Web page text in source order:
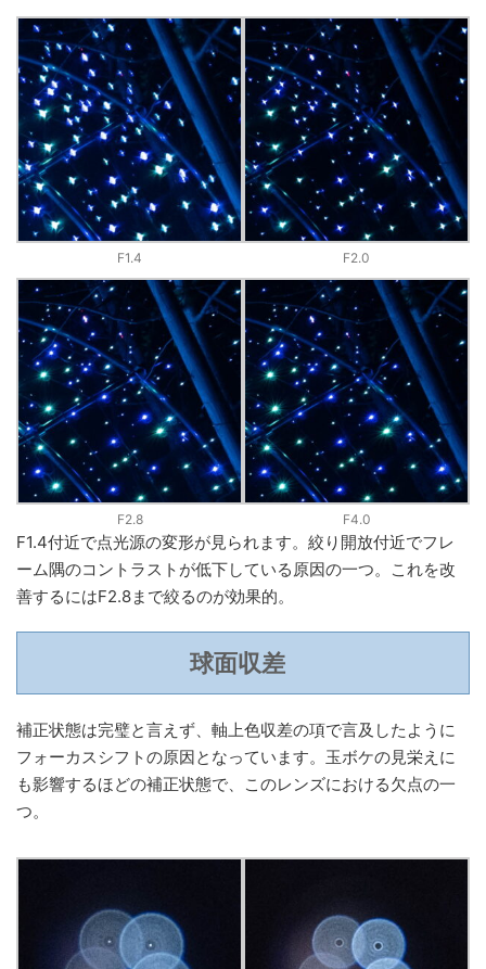
F1.4 F2.0
F2.8 F4.0
F1.4付近で点光源の変形が見られます。絞り開放付近でフレ
ーム隅のコントラストが低下している原因の一つ。これを改
善するにはF2.8まで絞るのが効果的。
球面収差
補正状態は完璧と言えず、軸上色収差の項で言及したように
フォーカスシフトの原因となっています。玉ボケの見栄えに
も影響するほどの補正状態で、このレンズにおける欠点の一
つ。